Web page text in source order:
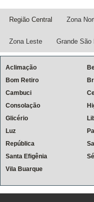
Região Central Zona
Zona Leste Grande São
Aclimação
Bom Retiro
Cambuci
Consolação
Glicério
Luz
República
Santa Efigênia
Sé
Vila Buarque